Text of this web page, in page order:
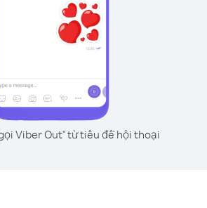
Viber Out" từ tiêu đề hội thoại